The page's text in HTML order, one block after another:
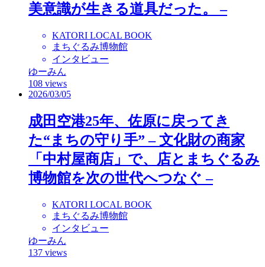
美意識が生きる道具だった。 –
KATORI LOCAL BOOK
まちぐるみ博物館
インタビュー
ゆーみん
108 views
2026/03/05
成田空港25年、佐原に戻ってき
た“まちの守り手” – 文化財の商家
「中村屋商店」で、店とまちぐるみ
博物館を次の世代へつなぐ –
KATORI LOCAL BOOK
まちぐるみ博物館
インタビュー
ゆーみん
137 views